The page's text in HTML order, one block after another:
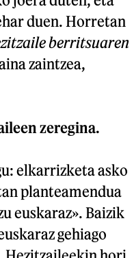
duen. Horretan
berritsuaren
zaintzea,
zeregina.
elkarrizketa asko
planteamendua
euskaraz». Baizik
gehiago